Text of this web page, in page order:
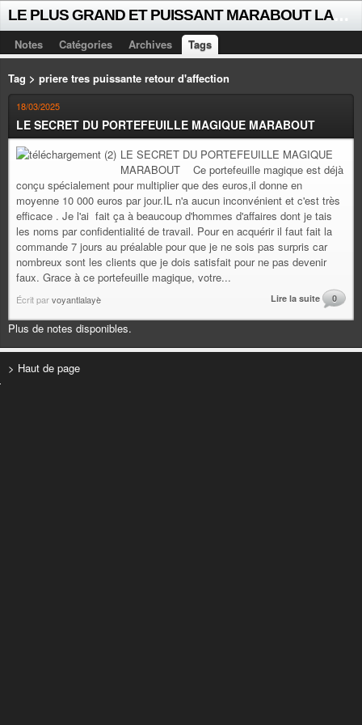
L
E PLUS GRAND ET PUISSANT MARABOUT LALAYE SORCIER VOYANT CELEBRE D'AFRIQUE INTERNATIONAL +229 +229 51021018
Notes Catégories Archives Tags
Tag > priere tres puissante retour d'affection
18/03/2025
LE SECRET DU PORTEFEUILLE MAGIQUE MARABOUT
LE SECRET DU PORTEFEUILLE MAGIQUE
MARABOUT Ce portefeuille magique est déjà
conçu spécialement pour multiplier que des euros,il donne en
moyenne 10 000 euros par jour.IL n'a aucun inconvénient et c'est très
efficace . Je l'ai fait ça à beaucoup d'hommes d'affaires dont je tais
les noms par confidentialité de travail. Pour en acquérir il faut fait la
commande 7 jours au préalable pour que je ne sois pas surpris car
nombreux sont les clients que je dois satisfait pour ne pas devenir
faux. Grace à ce portefeuille magique, votre...
Écrit parvoyantlalayè Lire la suite 0
Plus de notes disponibles.
> Haut de page